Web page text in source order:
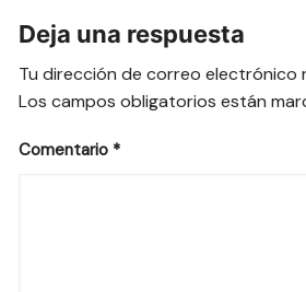
Deja una respuesta
Tu dirección de correo electrónico
Los campos obligatorios están
Comentario *